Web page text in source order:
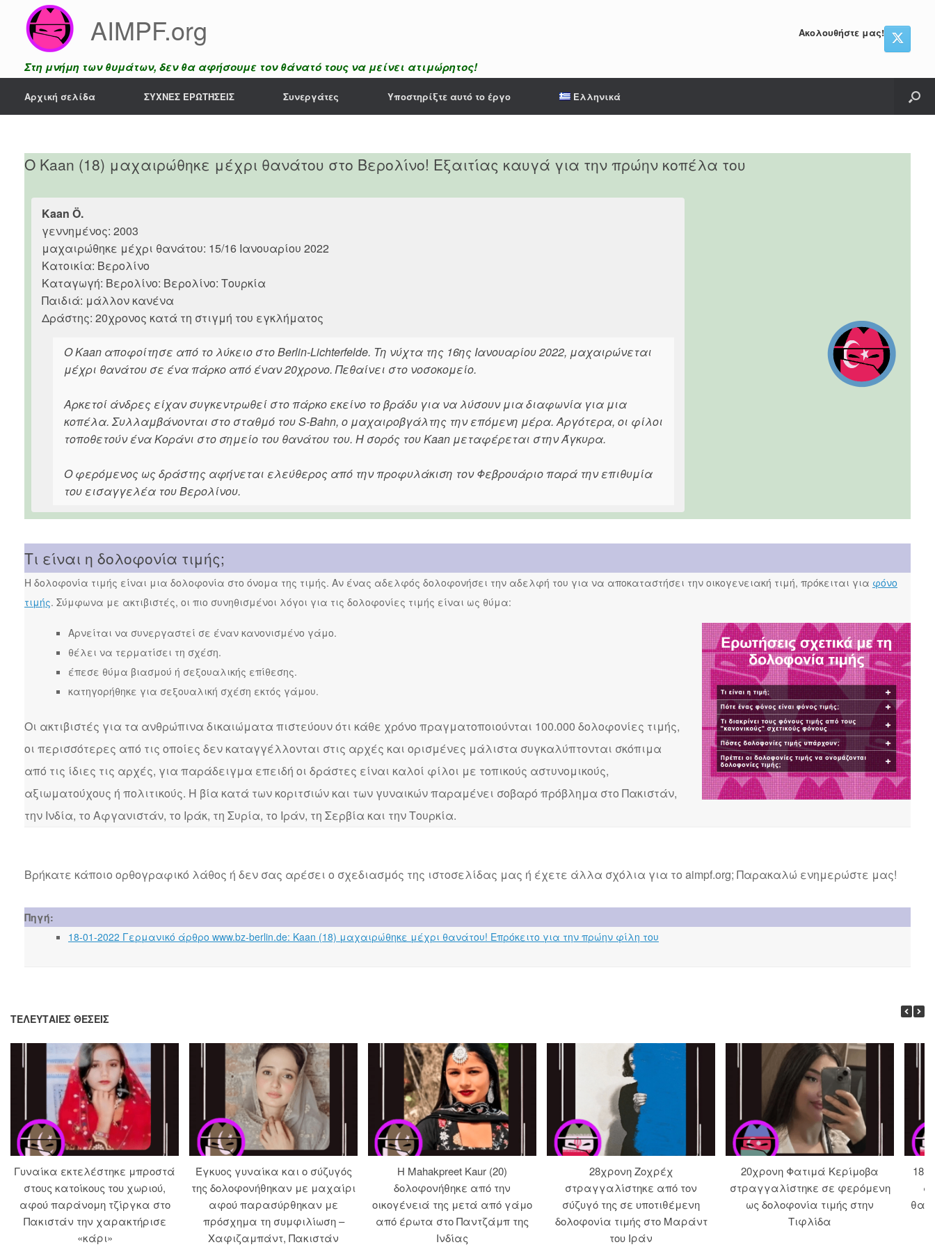
content
AIMPF.org
Στη μνήμη των θυμάτων, δεν θα αφήσουμε τον θάνατό τους να μείνει ατιμώρητος!
Ακολουθήστε μας!
Αρχική σελίδα ΣΥΧΝΈΣ ΕΡΩΤΉΣΕΙΣ Συνεργάτες Υποστηρίξτε αυτό το έργο Ελληνικά
Ο Kaan (18) μαχαιρώθηκε μέχρι θανάτου στο Βερολίνο! Εξαιτίας καυγά για την πρώην κοπέλα του
Kaan Ö.
γεννημένος: 2003
μαχαιρώθηκε μέχρι θανάτου: 15/16 Ιανουαρίου 2022
Κατοικία: Βερολίνο
Καταγωγή: Βερολίνο: Βερολίνο: Τουρκία
Παιδιά: μάλλον κανένα
Δράστης: 20χρονος κατά τη στιγμή του εγκλήματος
Ο Kaan αποφοίτησε από το λύκειο στο Berlin-Lichterfelde. Τη νύχτα της 16ης Ιανουαρίου 2022, μαχαιρώνεται
μέχρι θανάτου σε ένα πάρκο από έναν 20χρονο. Πεθαίνει στο νοσοκομείο.
Αρκετοί άνδρες είχαν συγκεντρωθεί στο πάρκο εκείνο το βράδυ για να λύσουν μια διαφωνία για μια
κοπέλα. Συλλαμβάνονται στο σταθμό του S-Bahn, ο μαχαιροβγάλτης την επόμενη μέρα. Αργότερα, οι φίλοι
τοποθετούν ένα Κοράνι στο σημείο του θανάτου του. Η σορός του Kaan μεταφέρεται στην Άγκυρα.
Ο φερόμενος ως δράστης αφήνεται ελεύθερος από την προφυλάκιση τον Φεβρουάριο παρά την επιθυμία
του εισαγγελέα του Βερολίνου.
Τι είναι η δολοφονία τιμής;
Η δολοφονία τιμής είναι μια δολοφονία στο όνομα της τιμής. Αν ένας αδελφός δολοφονήσει την αδελφή του για να αποκαταστήσει την οικογενειακή τιμή, πρόκειται για φόνο
τιμής. Σύμφωνα με ακτιβιστές, οι πιο συνηθισμένοι λόγοι για τις δολοφονίες τιμής είναι ως θύμα:
Αρνείται να συνεργαστεί σε έναν κανονισμένο γάμο.
θέλει να τερματίσει τη σχέση.
έπεσε θύμα βιασμού ή σεξουαλικής επίθεσης.
κατηγορήθηκε για σεξουαλική σχέση εκτός γάμου.
Οι ακτιβιστές για τα ανθρώπινα δικαιώματα πιστεύουν ότι κάθε χρόνο πραγματοποιούνται 100.000 δολοφονίες τιμής,
οι περισσότερες από τις οποίες δεν καταγγέλλονται στις αρχές και ορισμένες μάλιστα συγκαλύπτονται σκόπιμα
από τις ίδιες τις αρχές, για παράδειγμα επειδή οι δράστες είναι καλοί φίλοι με τοπικούς αστυνομικούς,
αξιωματούχους ή πολιτικούς. Η βία κατά των κοριτσιών και των γυναικών παραμένει σοβαρό πρόβλημα στο Πακιστάν,
την Ινδία, το Αφγανιστάν, το Ιράκ, τη Συρία, το Ιράν, τη Σερβία και την Τουρκία.
Βρήκατε κάποιο ορθογραφικό λάθος ή δεν σας αρέσει ο σχεδιασμός της ιστοσελίδας μας ή έχετε άλλα σχόλια για το aimpf.org; Παρακαλώ ενημερώστε μας!
Πηγή:
18-01-2022 Γερμανικό άρθρο www.bz-berlin.de: Kaan (18) μαχαιρώθηκε μέχρι θανάτου! Επρόκειτο για την πρώην φίλη του
ΤΕΛΕΥΤΑΊΕΣ ΘΈΣΕΙΣ
Γυναίκα εκτελέστηκε μπροστά
στους κατοίκους του χωριού,
αφού παράνομη τζίργκα στο
Πακιστάν την χαρακτήρισε
«κάρι»
Έγκυος γυναίκα και ο σύζυγός
της δολοφονήθηκαν με μαχαίρι
αφού παρασύρθηκαν με
πρόσχημα τη συμφιλίωση –
Χαφιζαμπάντ, Πακιστάν
Η Mahakpreet Kaur (20)
δολοφονήθηκε από την
οικογένειά της μετά από γάμο
από έρωτα στο Παντζάμπ της
Ινδίας
28χρονη Ζοχρέχ
στραγγαλίστηκε από τον
σύζυγό της σε υποτιθέμενη
δολοφονία τιμής στο Μαράντ
του Ιράν
20χρονη Φατιμά Κερίμοβα
στραγγαλίστηκε σε φερόμενη
ως δολοφονία τιμής στην
Τιφλίδα